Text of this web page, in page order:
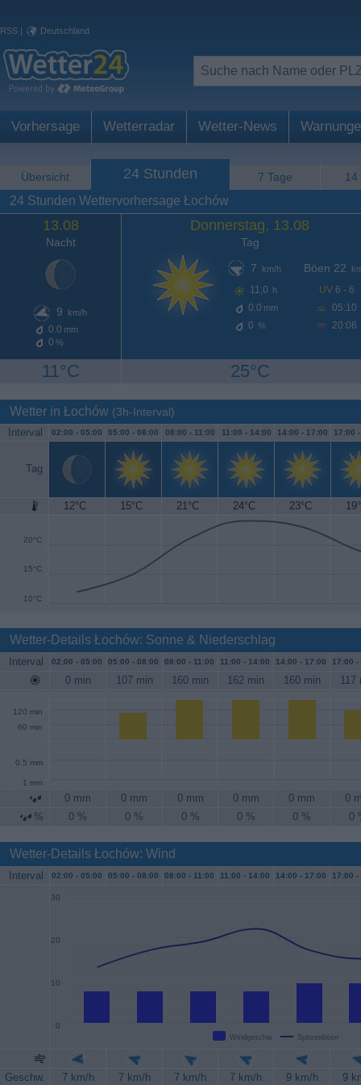
RSS | Deutschland
Vorhersage Wetterradar Wetter-News
Übersicht 24 Stunden 7 Tage 14
24 Stunden Wettervorhersage Łochów
13.08
Nacht
9 km/h
0.0 mm
0 %
11°C
Donnerstag, 13.08
Tag
7
km/h
11,0 h
0.0 mm
0 %
Böen 22
UV 6 - 6
05:10
20:06
25°C
Wetter in Łochów (3h-Interval)
Interval 02:00 - 05:00 05:00 - 08:00 08:00 - 11:00 11:00 - 14:00 14:00 - 17:00 17:00
Tag
12°C 15°C 21°C 24°C 23°C
10°C
15°C
20°C
25°C
Wetter-Details Łochów: Sonne & Niederschlag
Interval 02:00 - 05:00 05:00 - 08:00 08:00 - 11:00 11:00 - 14:00 14:00 - 17:00 17:00 -
0 min 107 min 160 min 162 min 160 min 117
60 min
120 min
0.5 mm
1 mm
0 mm 0 mm 0 mm 0 mm 0 mm
0
%
0 % 0 % 0 % 0 % 0 % 0
Wetter-Details Łochów: Wind
Interval 02:00 - 05:00 05:00 - 08:00 08:00 - 11:00 11:00 - 14:00 14:00 - 17:00 17:00 -
Windgeschw. Spitzenböen
0
10
20
30
Geschw. 7 km/h 7 km/h 7 km/h 7 km/h 9 km/h
9